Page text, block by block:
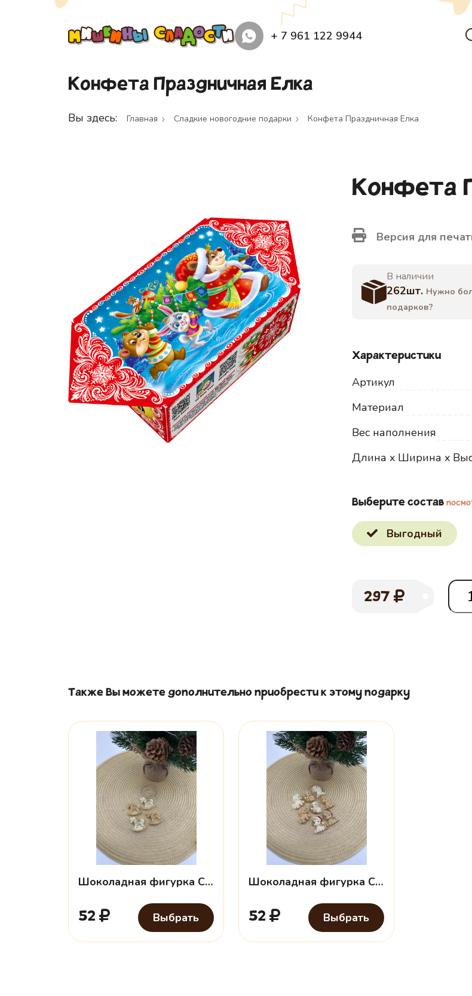
+ 7 961 122 9944
Конфета Праздничная Елка
Вы здесь: Главная Сладкие новогодние подарки Конфета Праздничная Елка
Конфета
Версия для
В наличии
262шт. Нужно
подарков?
Характеристики
Артикул
Материал
Вес наполнения
Длина x Ширина x
Выберите состав
Выгодный
297
Также Вы можете дополнительно приобрести к этому подарку
Шоколадная фигурка Символ года №1
52 Выбрать
Шоколадная фигурка Символ года №2
52 Выбрать